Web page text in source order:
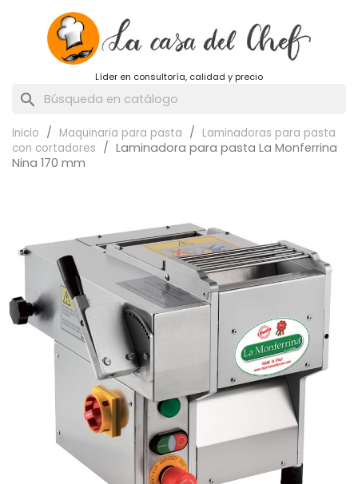
Líder en consultoría, calidad y precio
search
Inicio Maquinaria para pasta
Laminadoras para pasta
con cortadores
Laminadora para pasta La Monferrina
Nina 170 mm